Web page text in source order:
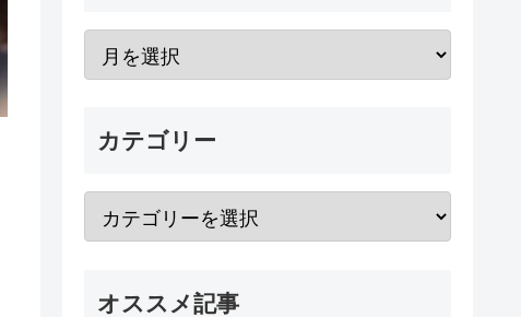
カテゴリー
オススメ記事